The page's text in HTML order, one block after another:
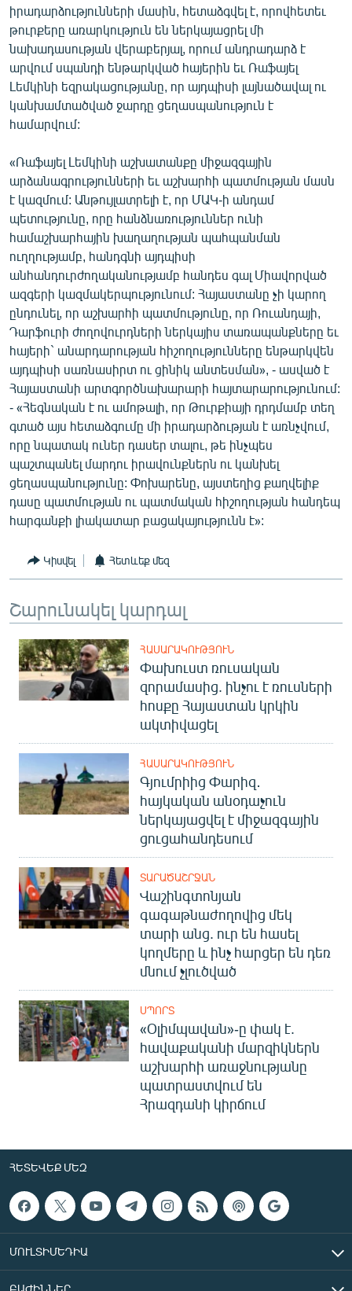
«Ազատության» բոլոր կայքերը
իրադարձությունների մասին, հետաձգվել է, որովհետեւ
թուրքերը առարկություն են ներկայացրել մի
նախադասության վերաբերյալ, որում անդրադարձ է
արվում սպանդի ենթարկված հայերին եւ Ռաֆայել
Լեմկինի եզրակացությանը, որ այդպիսի լայնածավալ ու
կանխամտածված ջարդը ցեղասպանություն է
համարվում:
«Ռաֆայել Լեմկինի աշխատանքը միջազգային
արձանագրությունների եւ աշխարհի պատմության մասն
է կազմում: Անթույլատրելի է, որ ՄԱԿ-ի անդամ
պետությունը, որը հանձնառություններ ունի
համաշխարհային խաղաղության պահպանման
ուղղությամբ, հանդգնի այդպիսի
անհանդուրժողականությամբ հանդես գալ Միավորված
ազգերի կազմակերպությունում: Հայաստանը չի կարող
ընդունել, որ աշխարհի պատմությունը, որ Ռուանդայի,
Դարֆուրի ժողովուրդների ներկայիս տառապանքները եւ
հայերի` անարդարության հիշողությունները ենթարկվեն
այդպիսի սառնասիրտ ու ցինիկ անտեսման», - ասված է
Հայաստանի արտգործնախարարի հայտարարությունում:
- «Հեգնական է ու ամոթալի, որ Թուրքիայի դրդմամբ տեղ
գտած այս հետաձգումը մի իրադարձության է առնչվում,
որը նպատակ ուներ դասեր տալու, թե ինչպես
պաշտպանել մարդու իրավունքներն ու կանխել
ցեղասպանությունը: Փոխարենը, այստեղից քաղվելիք
դասը պատմության ու պատմական հիշողության հանդեպ
հարգանքի լիակատար բացակայությունն է»:
Կիսվել Հետևեք մեզ
Շարունակել կարդալ
ՀԱՍԱՐԱԿՈՒԹՅՈՒՆ
Փախուստ ռուսական
զորամասից. ինչու է ռուսների
հոսքը Հայաստան կրկին
ակտիվացել
ՀԱՍԱՐԱԿՈՒԹՅՈՒՆ
Գյումրիից Փարիզ․
հայկական անօդաչուն
ներկայացվել է միջազգային
ցուցահանդեսում
ՏԱՐԱԾԱՇՐՋԱՆ
Վաշինգտոնյան
գագաթնաժողովից մեկ
տարի անց. ուր են հասել
կողմերը և ինչ հարցեր են դեռ
մնում չլուծված
ՍՊՈՐՏ
«Օլիմպավան»-ը փակ է.
հավաքականի մարզիկներն
աշխարհի առաջնությանը
պատրաստվում են
Հրազդանի կիրճում
ՀԵՏԵՎԵՔ ՄԵԶ
ՄՈՒԼՏԻՄԵԴԻԱ
ԲԱԺԻՆՆԵՐ